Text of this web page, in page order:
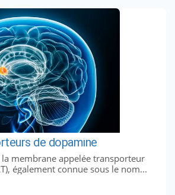
de dopamine
membrane appelée transporteur
également connue sous le nom...